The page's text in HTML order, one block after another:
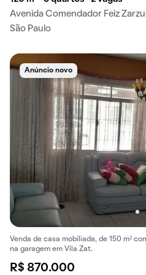
Avenida Comendador Feiz
São Paulo
Anúncio novo
Venda de casa mobiliada, de 150 m²
na garagem em Vila Zat.
R$ 870.000